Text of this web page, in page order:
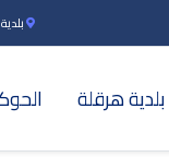
بلدية هرقلة